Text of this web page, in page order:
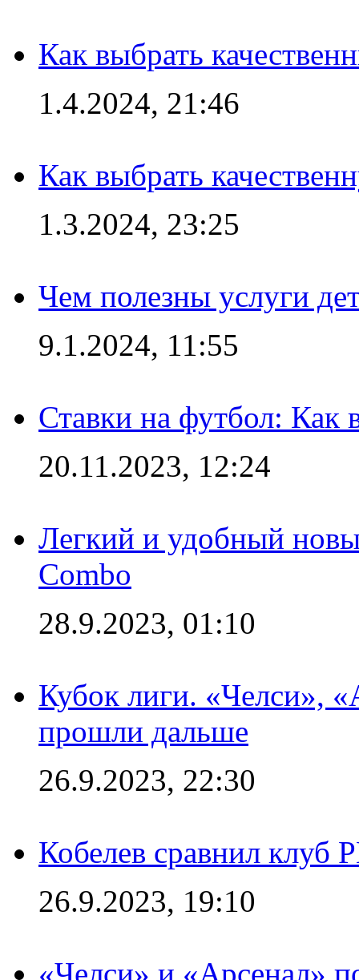
Как выбрать
1.4.2024, 21:46
Как выбрать
1.3.2024, 23:25
Чем полезны услуги
9.1.2024, 11:55
Ставки на футбол: Как
20.11.2023, 12:24
Легкий и удобный
Combo
28.9.2023, 01:10
Кубок лиги. «Челси»,
прошли дальше
26.9.2023, 22:30
Кобелев сравнил клуб
26.9.2023, 19:10
«Челси» и «Арсенал»